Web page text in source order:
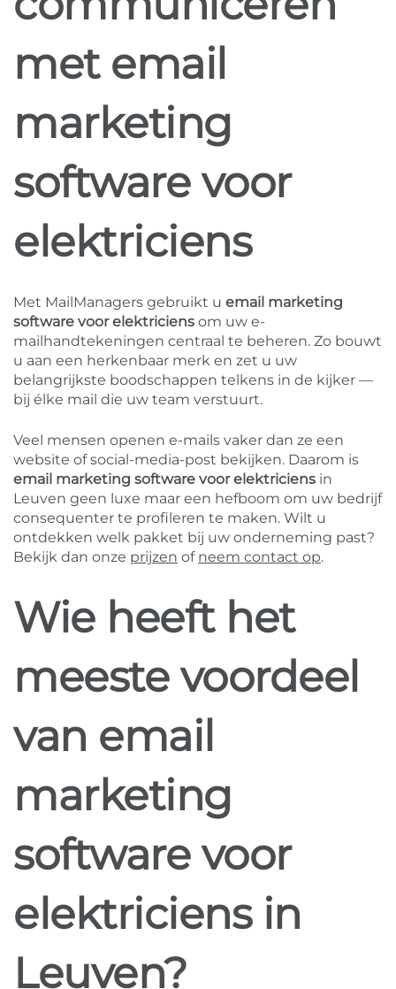
met email
marketing
software voor
elektriciens
Met MailManagers gebruikt u email marketing
software voor elektriciens om uw e-
mailhandtekeningen centraal te beheren. Zo bouwt
u aan een herkenbaar merk en zet u uw
belangrijkste boodschappen telkens in de kijker —
bij élke mail die uw team verstuurt.
Veel mensen openen e-mails vaker dan ze een
website of social-media-post bekijken. Daarom is
email marketing software voor elektriciens in
Leuven geen luxe maar een hefboom om uw bedrijf
consequenter te profileren te maken. Wilt u
ontdekken welk pakket bij uw onderneming past?
Bekijk dan onze prijzen of neem contact op.
Wie heeft het
meeste voordeel
van email
marketing
software voor
elektriciens in
Leuven?